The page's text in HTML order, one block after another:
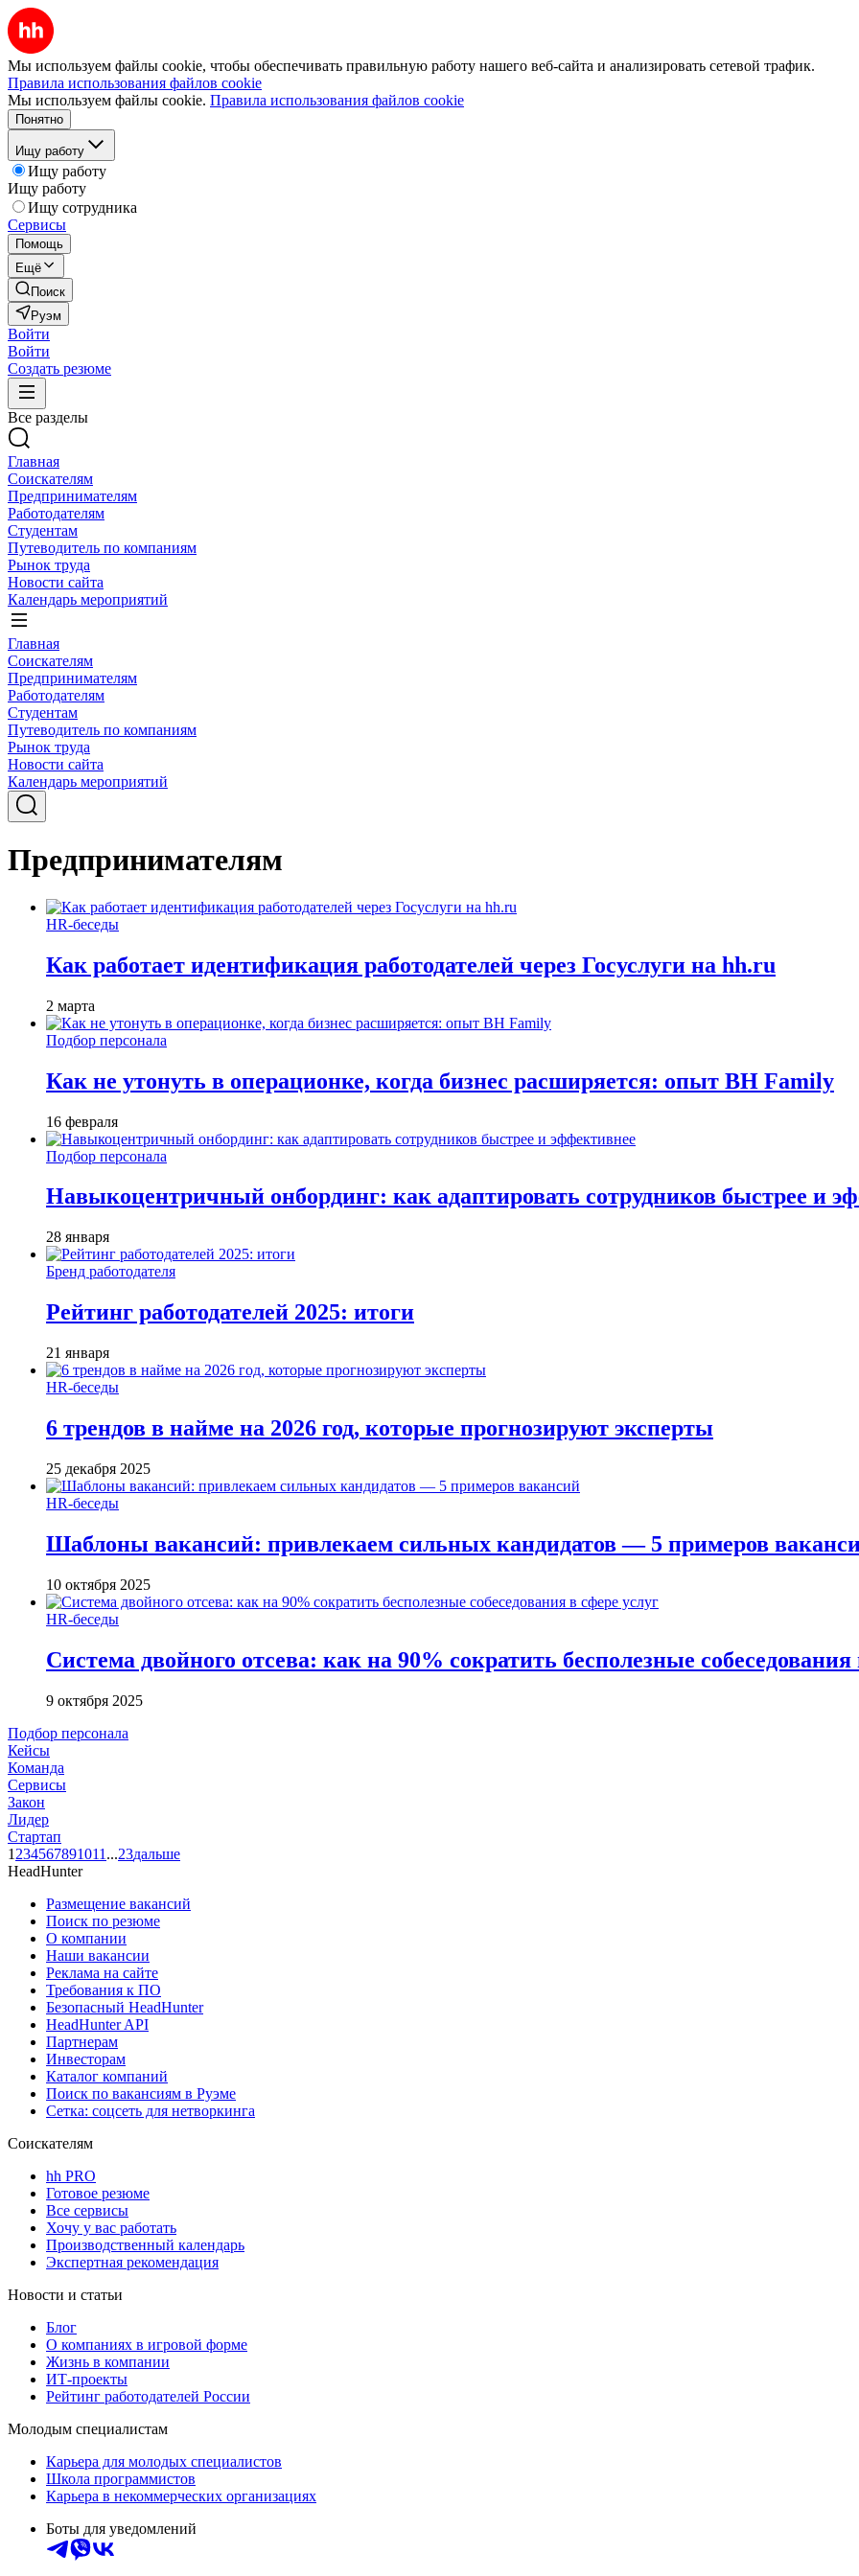
Мы используем файлы cookie, чтобы обеспечивать правильную работу нашего веб-сайта и анализировать сетевой трафик.
Правила использования файлов cookie
Мы используем файлы cookie. Правила использования файлов cookie
Понятно
Ищу работу
Ищу работу
Ищу работу
Ищу сотрудника
Сервисы
Помощь
Ещё
Поиск
Руэм
Войти
Войти
Создать резюме
Все разделы
Главная
Соискателям
Предпринимателям
Работодателям
Студентам
Путеводитель по компаниям
Рынок труда
Новости сайта
Календарь мероприятий
Главная
Соискателям
Предпринимателям
Работодателям
Студентам
Путеводитель по компаниям
Рынок труда
Новости сайта
Календарь мероприятий
Предпринимателям
HR-беседы
Как работает идентификация работодателей через Госуслуги на hh.ru
2 марта
Подбор персонала
Как не утонуть в операционке, когда бизнес расширяется: опыт BH Family
16 февраля
Подбор персонала
Навыкоцентричный онбординг: как адаптировать сотрудников быстрее и
28 января
Бренд работодателя
Рейтинг работодателей 2025: итоги
21 января
HR-беседы
6 трендов в найме на 2026 год, которые прогнозируют эксперты
25 декабря 2025
HR-беседы
Шаблоны вакансий: привлекаем сильных кандидатов — 5 примеров
10 октября 2025
HR-беседы
Система двойного отсева: как на 90% сократить бесполезные собеседования
9 октября 2025
Подбор персонала
Кейсы
Команда
Сервисы
Закон
Лидер
Стартап
1 234567891011 ...23дальше
HeadHunter
Размещение вакансий
Поиск по резюме
О компании
Наши вакансии
Реклама на сайте
Требования к ПО
Безопасный HeadHunter
HeadHunter API
Партнерам
Инвесторам
Каталог компаний
Поиск по вакансиям в Руэме
Сетка: соцсеть для нетворкинга
Соискателям
hh PRO
Готовое резюме
Все сервисы
Хочу у вас работать
Производственный календарь
Экспертная рекомендация
Новости и статьи
Блог
О компаниях в игровой форме
Жизнь в компании
ИТ-проекты
Рейтинг работодателей России
Молодым специалистам
Карьера для молодых специалистов
Школа программистов
Карьера в некоммерческих организациях
Боты для уведомлений